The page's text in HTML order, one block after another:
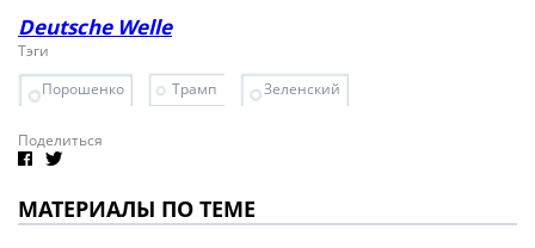
Deutsche Welle
Тэги
Порошенко
Трамп Зеленский
Поделиться
МАТЕРИАЛЫ ПО ТЕМЕ